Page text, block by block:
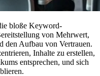
bloße Keyword-
von Mehrwert,
den Aufbau von Vertrauen.
Inhalte zu erstellen,
entsprechen, und sich